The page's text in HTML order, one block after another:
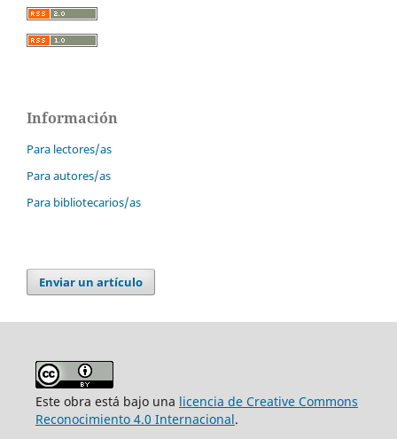
Información
Para lectores/as
Para autores/as
Para bibliotecarios/as
Enviar un artículo
Este obra está bajo una licencia de Creative Commons
Reconocimiento 4.0 Internacional.